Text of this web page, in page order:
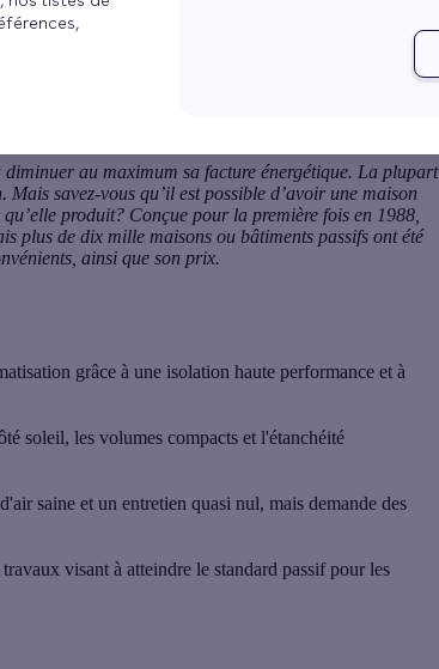
au maximum sa facture énergétique. La plupart
. Mais savez-vous qu’il est possible d’avoir une maison
produit? Conçue pour la première fois en 1988,
plus de dix mille maisons ou bâtiments passifs ont été
ainsi que son prix.
grâce à une isolation haute performance et à
soleil, les volumes compacts et l'étanchéité
saine et un entretien quasi nul, mais demande des
visant à atteindre le standard passif pour les